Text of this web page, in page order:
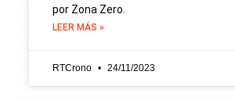
por Zona Zero.
LEER MÁS »
RTCrono 24/11/2023